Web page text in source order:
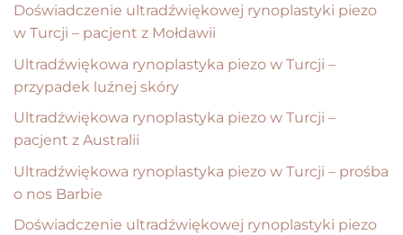
Doświadczenie ultradźwiękowej rynoplastyki piezo
w Turcji – pacjent z Mołdawii
Ultradźwiękowa rynoplastyka piezo w Turcji –
przypadek luźnej skóry
Ultradźwiękowa rynoplastyka piezo w Turcji –
pacjent z Australii
Ultradźwiękowa rynoplastyka piezo w Turcji – prośba
o nos Barbie
Doświadczenie ultradźwiękowej rynoplastyki piezo